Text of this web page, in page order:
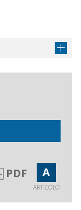
PDF A
ARTICOLO